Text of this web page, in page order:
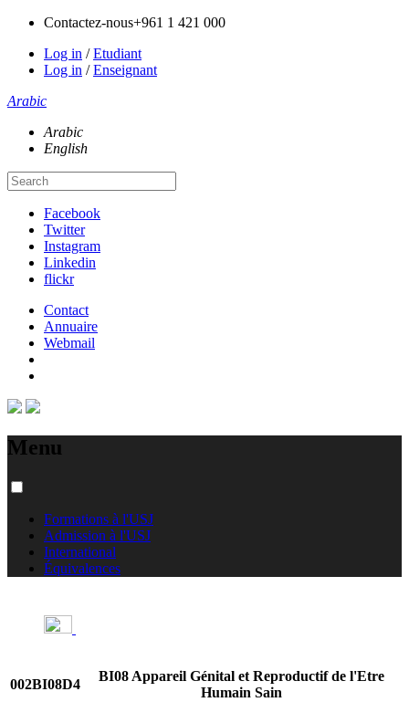
Contactez-nous+961 1 421 000
Log in /Etudiant
Log in /Enseignant
Arabic
Arabic
English
Facebook
Twitter
Instagram
Linkedin
flickr
Contact
Annuaire
Webmail
Menu
Formations à l'USJ
Admission à l'USJ
International
Équivalences
002BI08D4
BI08 Appareil Génital et Reproductif de l'Etre
Humain Sain